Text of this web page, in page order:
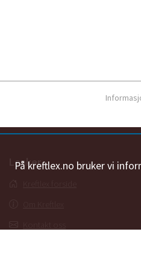
På kreftlex.no bruker vi
Lenker